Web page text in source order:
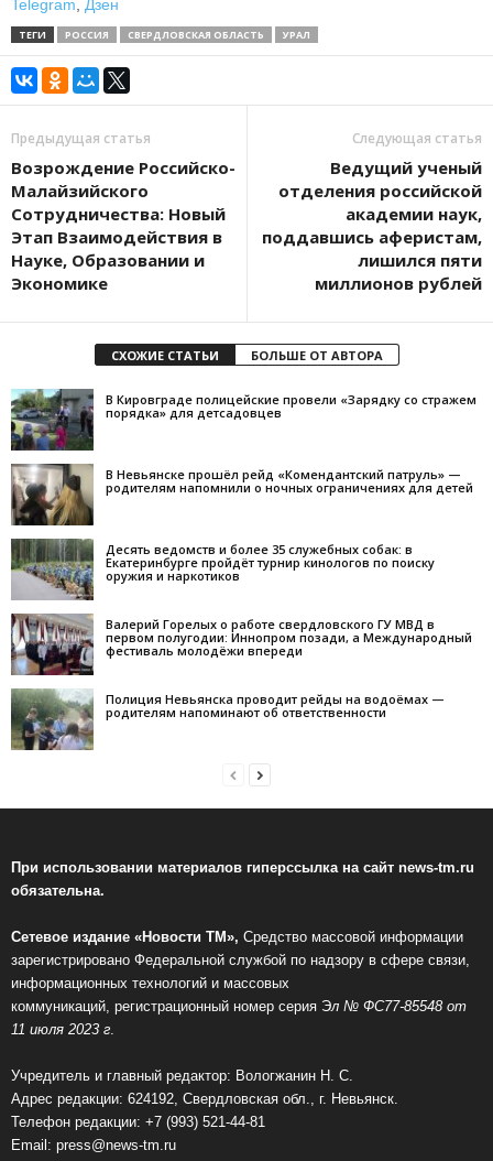
Telegram
Дзен
ТЕГИ РОССИЯ СВЕРДЛОВСКАЯ ОБЛАСТЬ УРАЛ
Предыдущая статья
Возрождение Российско-
Малайзийского
Сотрудничества: Новый
Этап Взаимодействия в
Науке, Образовании и
Экономике
Следующая статья
Ведущий ученый
отделения российской
академии наук,
поддавшись аферистам,
лишился пяти
миллионов рублей
СХОЖИЕ СТАТЬИ БОЛЬШЕ ОТ АВТОРА
В Кировграде полицейские провели «Зарядку со стражем
порядка» для детсадовцев
В Невьянске прошёл рейд «Комендантский патруль» —
родителям напомнили о ночных ограничениях для детей
Десять ведомств и более 35 служебных собак: в
Екатеринбурге пройдёт турнир кинологов по поиску
оружия и наркотиков
Валерий Горелых о работе свердловского ГУ МВД в
первом полугодии: Иннопром позади, а Международный
фестиваль молодёжи впереди
Полиция Невьянска проводит рейды на водоёмах —
родителям напоминают об ответственности
При использовании материалов гиперссылка на сайт news-tm.ru
обязательна.
Сетевое издание «Новости ТМ», Средство массовой информации
зарегистрировано Федеральной службой по надзору в сфере связи,
информационных технологий и массовых
коммуникаций, регистрационный номер серия Эл № ФС77-85548 от
11 июля 2023 г.
Учредитель и главный редактор: Вологжанин Н. С.
Адрес редакции: 624192, Свердловская обл., г. Невьянск.
Телефон редакции: +7 (993) 521-44-81
Email: press@news-tm.ru